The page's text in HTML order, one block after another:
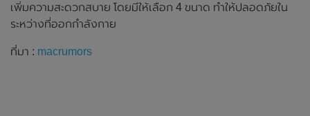
เพิ่มความสะดวกสบาย โดยมีให้เลือก 4 ขนาด ทำให้ปลอดภัยใน
ระหว่างที่ออกกำลังกาย
ที่มา : macrumors